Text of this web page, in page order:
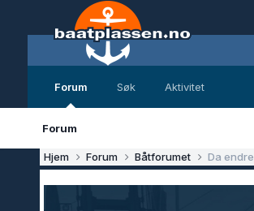
Forum
Forum
Søk Aktivitet
Hjem Forum Båtforumet Da